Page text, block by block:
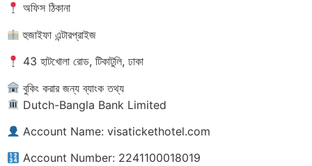
অফিস ঠিকানা
হুজাইফা এন্টারপ্রাইজ
43 হাটখোলা রোড, টিকাটুলি, ঢাকা
বুকিং করার জন্য ব্যাংক তথ্য
Dutch-Bangla Bank Limited
Account Name: visatickethotel.com
Account Number: 2241100018019